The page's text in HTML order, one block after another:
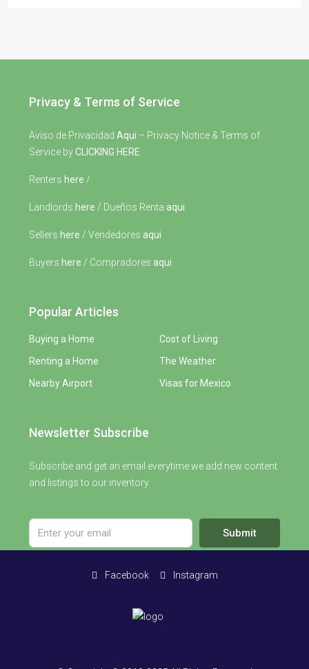
Privacy & Terms of Service
Aviso de Privacidad Aqui – Privacy Notice & Terms of
Service byCLICKING HERE
Renters here /
Landlords here / Dueños Renta aqui
Sellers here / Vendedores aqui
Buyers here / Compradores aqui
Popular Articles
Buying a Home
Renting a Home
Nearby Airport
Cost of Living
The Weather
Visas for Mexico
Newsletter Subscribe
Subscribe and get an email everytime we add new content
and listings to our inventory.
Submit
Facebook Instagram